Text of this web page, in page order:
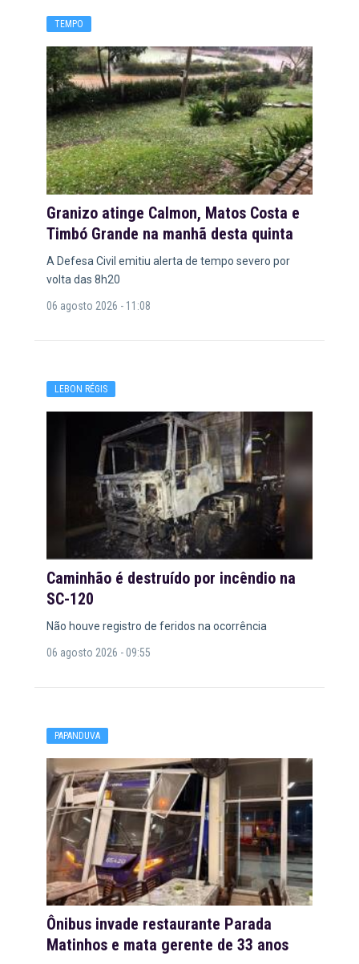
TEMPO
Granizo atinge Calmon, Matos Costa e
Timbó Grande na manhã desta quinta
A Defesa Civil emitiu alerta de tempo severo por
volta das 8h20
06 agosto 2026 - 11:08
LEBON RÉGIS
Caminhão é destruído por incêndio na
SC-120
Não houve registro de feridos na ocorrência
06 agosto 2026 - 09:55
PAPANDUVA
Ônibus invade restaurante Parada
Matinhos e mata gerente de 33 anos